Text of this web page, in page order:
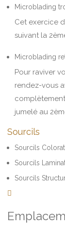
Microblading
Cet exercice
suivant la
Microblading
Pour raviver
rendez-vous
jumelé au
Sourcils
Sourcils
Sourcils
Sourcils